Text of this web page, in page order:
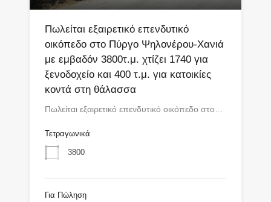
Πωλείται εξαιρετικό επενδυτικό
οικόπεδο στο Πύργο Ψηλονέρου-Χανιά
με εμβαδόν 3800τ.μ. χτίζει 1740 για
ξενοδοχείο και 400 τ.μ. για κατοικίες
κοντά στη θάλασσα
Πωλείται εξαιρετικό επενδυτικό οικόπεδο στο…
Τετραγωνικά
3800
Για Πώληση